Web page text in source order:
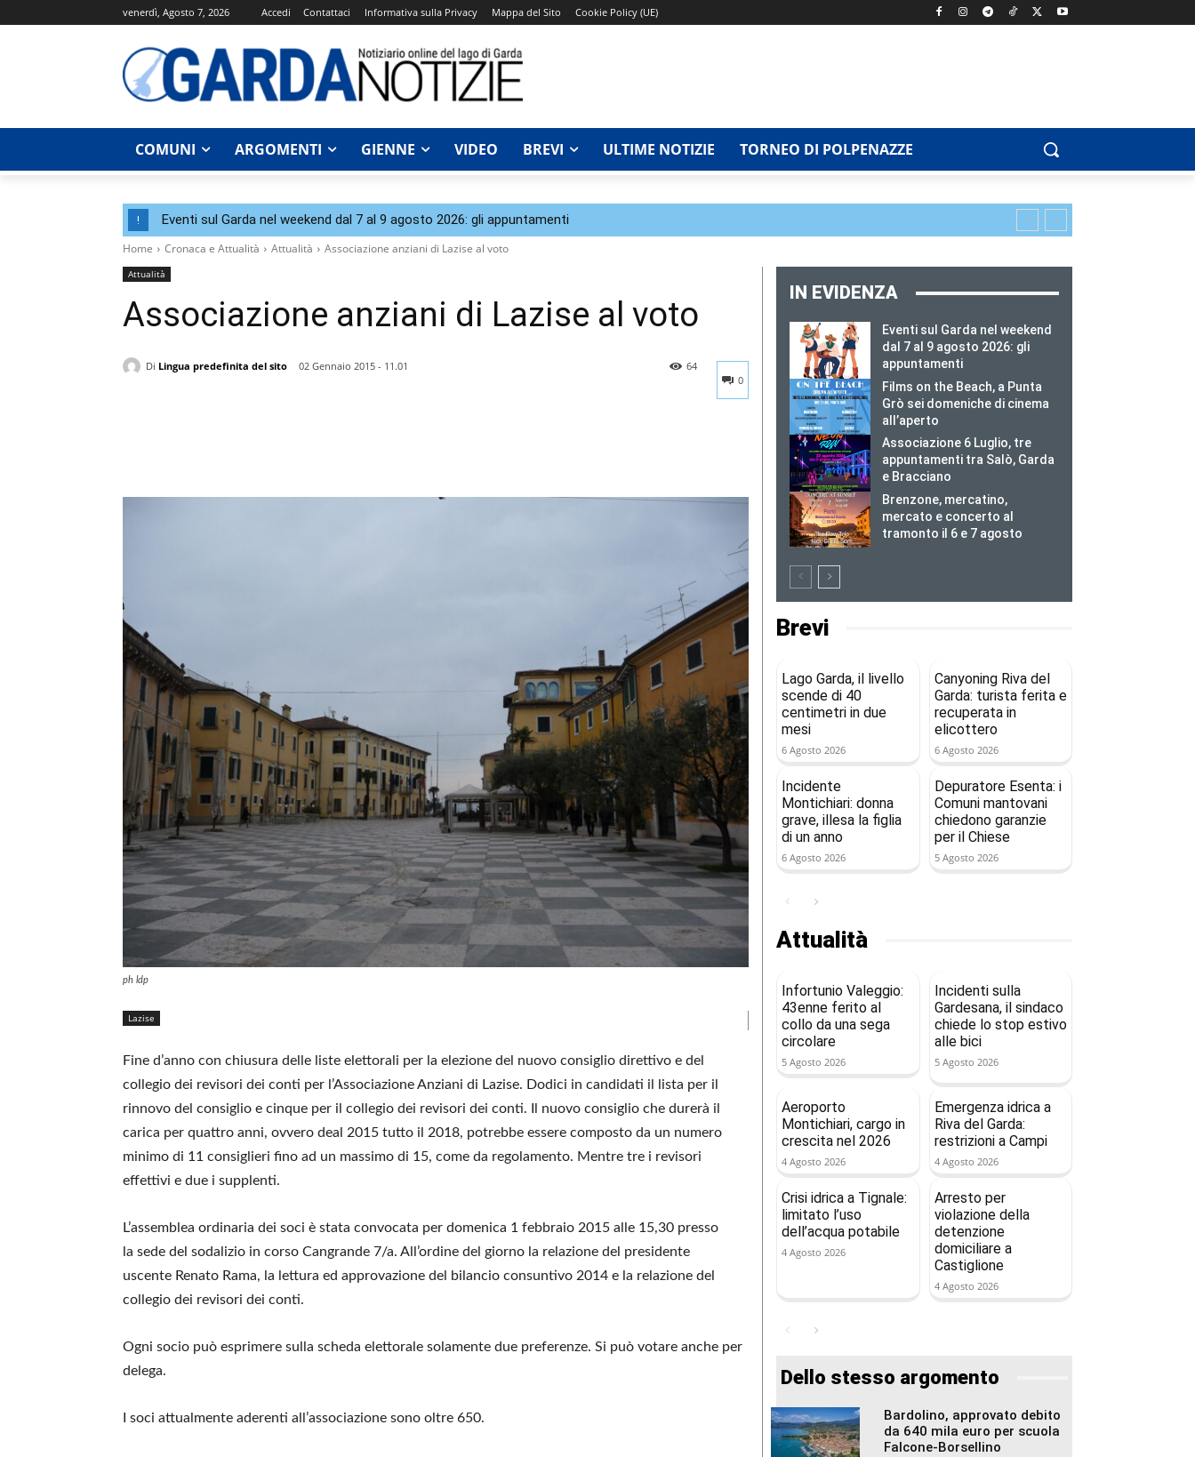
venerdì, Agosto 7, 2026 Accedi Contattaci Informativa sulla Privacy Mappa del Sito Cookie Policy (UE)
COMUNI ARGOMENTI GIENNE VIDEO BREVI ULTIME NOTIZIE TORNEO DI POLPENAZZE
! Eventi sul Garda nel weekend dal 7 al 9 agosto 2026: gli appuntamenti
Home Cronaca e Attualità Attualità Associazione anziani di Lazise al voto
Attualità
Associazione anziani di Lazise al voto
Di Lingua predefinita del sito
02 Gennaio 2015 - 11.01
0
64
ph ldp
Lazise
Fine d’anno con chiusura delle liste elettorali per la elezione del nuovo consiglio direttivo e del
collegio dei revisori dei conti per l’Associazione Anziani di Lazise. Dodici in candidati il lista per il
rinnovo del consiglio e cinque per il collegio dei revisori dei conti. Il nuovo consiglio che durerà il
carica per quattro anni, ovvero deal 2015 tutto il 2018, potrebbe essere composto da un numero
minimo di 11 consiglieri fino ad un massimo di 15, come da regolamento. Mentre tre i revisori
effettivi e due i supplenti.
L’assemblea ordinaria dei soci è stata convocata per domenica 1 febbraio 2015 alle 15,30 presso
la sede del sodalizio in corso Cangrande 7/a. All’ordine del giorno la relazione del presidente
uscente Renato Rama, la lettura ed approvazione del bilancio consuntivo 2014 e la relazione del
collegio dei revisori dei conti.
Ogni socio può esprimere sulla scheda elettorale solamente due preferenze. Si può votare anche per
delega.
I soci attualmente aderenti all’associazione sono oltre 650.
IN EVIDENZA
Eventi sul Garda nel weekend
dal 7 al 9 agosto 2026: gli
appuntamenti
Films on the Beach, a Punta
Grò sei domeniche di cinema
all’aperto
Associazione 6 Luglio, tre
appuntamenti tra Salò, Garda
e Bracciano
Brenzone, mercatino,
mercato e concerto al
tramonto il 6 e 7 agosto
Brevi
Lago Garda, il livello
scende di 40
centimetri in due
mesi
6 Agosto 2026
Canyoning Riva del
Garda: turista ferita e
recuperata in
elicottero
6 Agosto 2026
Incidente
Montichiari: donna
grave, illesa la figlia
di un anno
6 Agosto 2026
Depuratore Esenta: i
Comuni mantovani
chiedono garanzie
per il Chiese
5 Agosto 2026
Attualità
Infortunio Valeggio:
43enne ferito al
collo da una sega
circolare
5 Agosto 2026
Incidenti sulla
Gardesana, il sindaco
chiede lo stop estivo
alle bici
5 Agosto 2026
Aeroporto
Montichiari, cargo in
crescita nel 2026
4 Agosto 2026
Emergenza idrica a
Riva del Garda:
restrizioni a Campi
4 Agosto 2026
Crisi idrica a Tignale:
limitato l’uso
dell’acqua potabile
4 Agosto 2026
Arresto per
violazione della
detenzione
domiciliare a
Castiglione
4 Agosto 2026
Dello stesso argomento
Bardolino, approvato debito
da 640 mila euro per scuola
Falcone-Borsellino